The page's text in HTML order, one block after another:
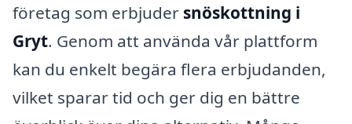
företag som erbjuder snöskottning i
Gryt. Genom att använda vår plattform
kan du enkelt begära flera erbjudanden,
vilket sparar tid och ger dig en bättre